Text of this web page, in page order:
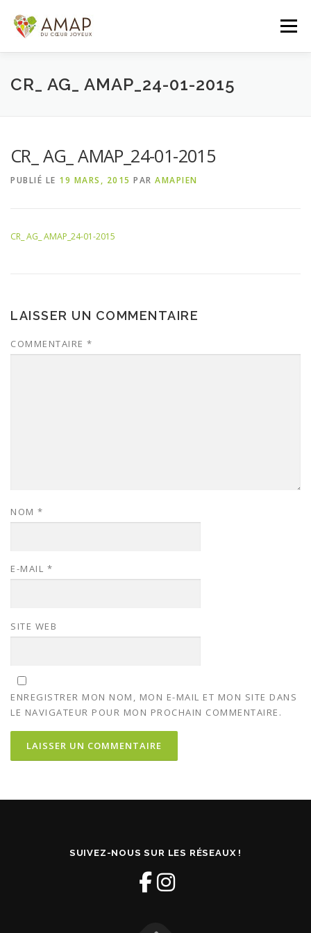
contenu
Menu
ACCUEIL L’AMAP LES PANIERS
PANIER DE LA SEMAINE
CR_ AG_ AMAP_24-01-2015
CR_ AG_ AMAP_24-01-2015
PUBLIÉ LE 19 MARS, 2015 PAR AMAPIEN
CR_ AG_ AMAP_24-01-2015
LAISSER UN COMMENTAIRE
COMMENTAIRE *
NOM *
E-MAIL *
SITE WEB
ENREGISTRER MON NOM, MON E-MAIL ET MON SITE DANS
LE NAVIGATEUR POUR MON PROCHAIN COMMENTAIRE.
SUIVEZ-NOUS SUR LES RÉSEAUX !